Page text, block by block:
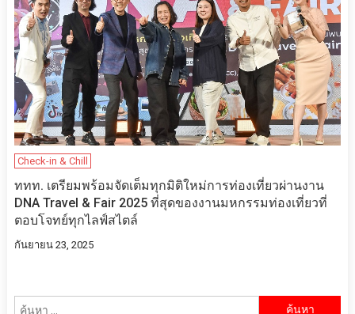
Check-in & Chill
ททท. เตรียมพร้อมจัดเต็มทุกมิติใหม่การท่องเที่ยวผ่านงาน
DNA Travel & Fair 2025 ที่สุดของงานมหกรรมท่องเที่ยวที่
ตอบโจทย์ทุกไลฟ์สไตล์
กันยายน 23, 2025